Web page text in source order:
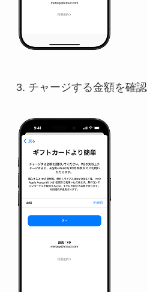
3. チャージする金額を確